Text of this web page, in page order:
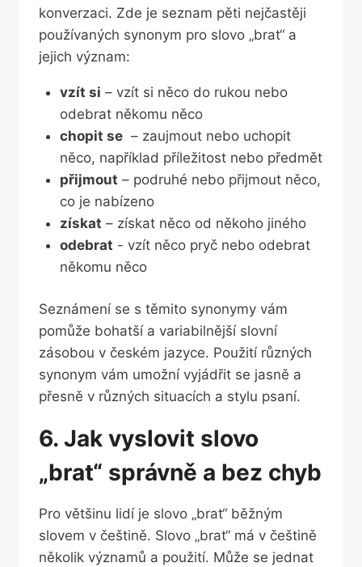
‌konverzaci. Zde je seznam pěti nejčastěji
používaných ⁤synonym‍ pro slovo „brat“ a
jejich význam:
vzít ⁣si – vzít si něco ⁢do rukou⁤ nebo
odebrat někomu⁢ něco
chopit ⁣se⁤ – zaujmout nebo ⁣uchopit
něco, například příležitost nebo předmět
přijmout – podruhé nebo přijmout‌ něco,
co je nabízeno
získat – ‍získat ‍něco od⁣ někoho jiného
odebrat -⁣ vzít něco⁣ pryč nebo odebrat
někomu něco
Seznámení se s⁢ těmito synonymy vám
pomůže bohatší a variabilnější​ slovní
zásobou v českém ‌jazyce. Použití různých
synonym vám umožní‌ vyjádřit se jasně ⁣a
přesně v různých situacích a stylu psaní.
6.⁣ Jak vyslovit ⁢slovo
„brat“ správně‌ a ⁢bez chyb
Pro většinu lidí je slovo „brat“ běžným
slovem v češtině. Slovo „brat“ má ⁢v češtině
několik významů a použití. Může se jednat